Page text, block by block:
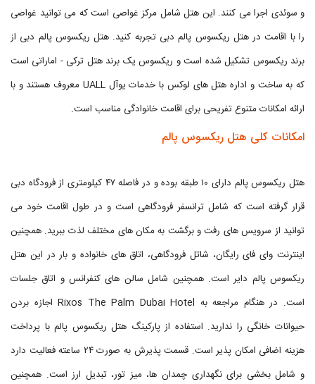
و سوئدی اجرا می کنند. این هتل شامل مرکز غواصی است که می توانید غواصی
را با اقامت در هتل ریکسوس پالم دبی تجربه کنید. هتل ریکسوس پالم دبی از
برند ریکسوس تشکیل شده است و ریکسوس یک برند هتل ترکی - اماراتی است
که به ساخت و اداره هتل های لوکس با خدمات یوآل UALL معروف هستند و با
ارائه امکانات متنوع تفریحی برای اقامت خانوادگی مناسب است.
امکانات کلی هتل ریکسوس پالم
هتل ریکسوس پالم دارای ۱۰ طبقه بوده و در فاصله ۴۷ کیلومتری از فرودگاه دبی
قرار گرفته است که شامل ترانسفر فرودگاهی است و در طول اقامت خود می
توانید از سرویس های رفت و برگشت به مکان های مختلف لذت ببرید. همچنین
اینترنت وای فای رایگان، شاتل فرودگاهی، اتاق های خانواده و بار در این هتل
ریکسوس پالم دایر است. همچنین شامل سالن های کنفرانس و اتاق جلسات
است. در هنگام مراجعه به Rixos The Palm Dubai Hotel اجازه بردن
حیوانات خانگی را ندارید. استفاده از پارکینگ هتل ریکسوس پالم با پرداخت
هزینه اضافی امکان پذیر است. قسمت پذیرش به صورت ۲۴ ساعته فعالیت دارد
و شامل بخشی برای نگهداری چمدان ها، میز تور، تبدیل ارز است. همچنین